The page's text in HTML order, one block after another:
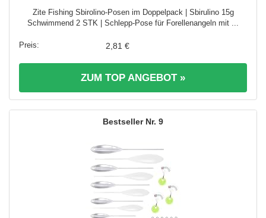
Zite Fishing Sbirolino-Posen im Doppelpack | Sbirulino 15g
Schwimmend 2 STK | Schlepp-Pose für Forellenangeln mit ...
2,81 €
ZUM TOP ANGEBOT »
9